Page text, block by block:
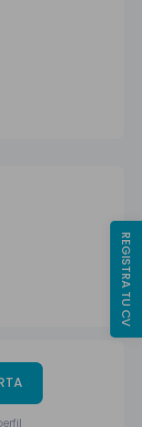
REGISTRA TU CV